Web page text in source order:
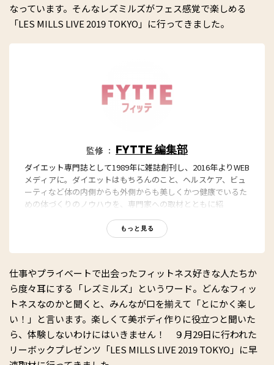
なっています。そんなレズミルズがフェス感覚で楽しめる
「LES MILLS LIVE 2019 TOKYO」に行ってきました。
監修 ： FYTTE 編集部
ダイエット専門誌として1989年に雑誌創刊し、2016年よりWEB
メディアに。ダイエットはもちろんのこと、ヘルスケア、ビュ
ーティなど体の内側からも外側からも美しくかつ健康でいるた
めの体づくりのノウハウを、専門家への取材とともに紹
もに、編集部員も自らさまざまなヘルシーネタを日々お試し
もっと見る
仕事やプライベートで出会ったフィットネス好きな人たちか
ら度々耳にする「レズミルズ」というワード。どんなフィッ
トネスなのかと聞くと、みんなが口を揃えて「とにかく楽し
い！」と言います。楽しくて美ボディ作りに役立つと聞いた
ら、体験しないわけにはいきません！ ９月29日に行われた
リーボックプレゼンツ「LES MILLS LIVE 2019 TOKYO」に早